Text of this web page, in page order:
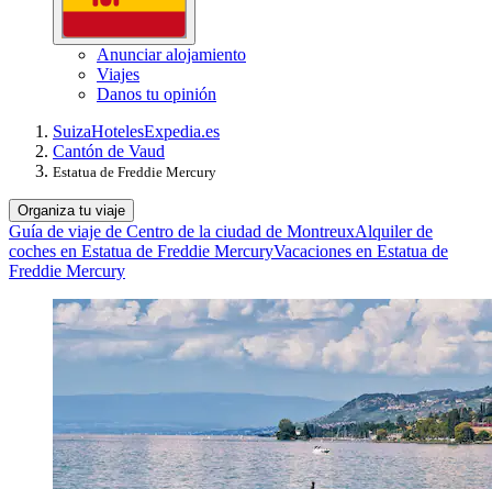
Anunciar alojamiento
Viajes
Danos tu opinión
SuizaHotelesExpedia.es
Cantón de Vaud
Estatua de Freddie Mercury
Organiza tu viaje
Guía de viaje de Centro de la ciudad de MontreuxAlquiler de
coches en Estatua de Freddie MercuryVacaciones en Estatua de
Freddie Mercury